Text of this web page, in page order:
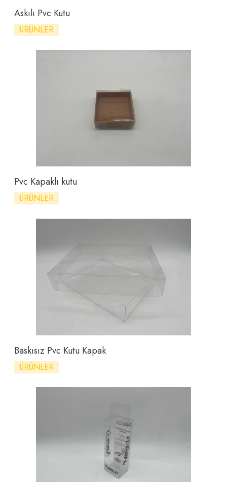
Askılı Pvc Kutu
ÜRÜNLER
Pvc Kapaklı kutu
ÜRÜNLER
Baskısız Pvc Kutu Kapak
ÜRÜNLER